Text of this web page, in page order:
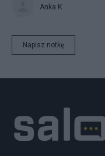
Anka K
Napisz notkę